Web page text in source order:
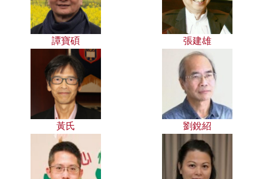
譚寶碩 張建雄
黃氏 劉銳紹